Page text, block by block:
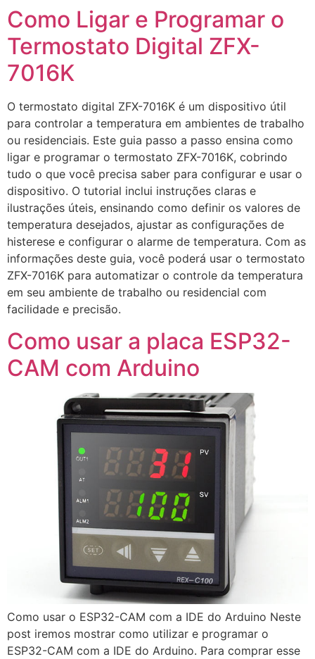
Como Ligar e Programar o
Termostato Digital ZFX-
7016K
O termostato digital ZFX-7016K é um dispositivo útil
para controlar a temperatura em ambientes de trabalho
ou residenciais. Este guia passo a passo ensina como
ligar e programar o termostato ZFX-7016K, cobrindo
tudo o que você precisa saber para configurar e usar o
dispositivo. O tutorial inclui instruções claras e
ilustrações úteis, ensinando como definir os valores de
temperatura desejados, ajustar as configurações de
histerese e configurar o alarme de temperatura. Com as
informações deste guia, você poderá usar o termostato
ZFX-7016K para automatizar o controle da temperatura
em seu ambiente de trabalho ou residencial com
facilidade e precisão.
Como usar a placa ESP32-
CAM com Arduino
Como usar o ESP32-CAM com a IDE do Arduino Neste
post iremos mostrar como utilizar e programar o
ESP32-CAM com a IDE do Arduino. Para comprar esse